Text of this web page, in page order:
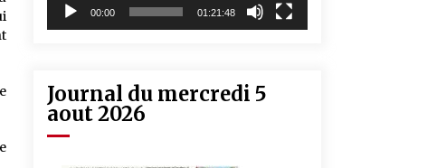
00:00 01:21:48
Journal du mercredi 5
aout 2026